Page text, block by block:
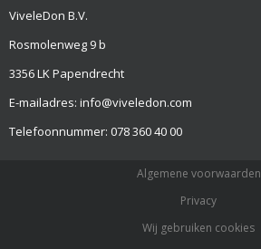
ViveleDon B.V.
Rosmolenweg 9 b
3356 LK Papendrecht
E-mailadres: info@viveledon.com
Telefoonnummer: 078 360 40 00
Algemene voorwaarden
Privacy
Wij gebruiken cookies